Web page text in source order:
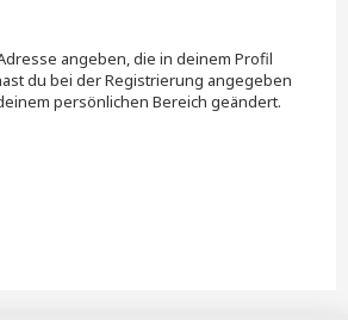
angeben, die in deinem Profil
du bei der Registrierung angegeben
persönlichen Bereich geändert.